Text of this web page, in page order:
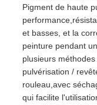
Pigment de haute
et basses, et la
peinture pendant
plusieurs
pulvérisation /
rouleau,avec
qui facilite